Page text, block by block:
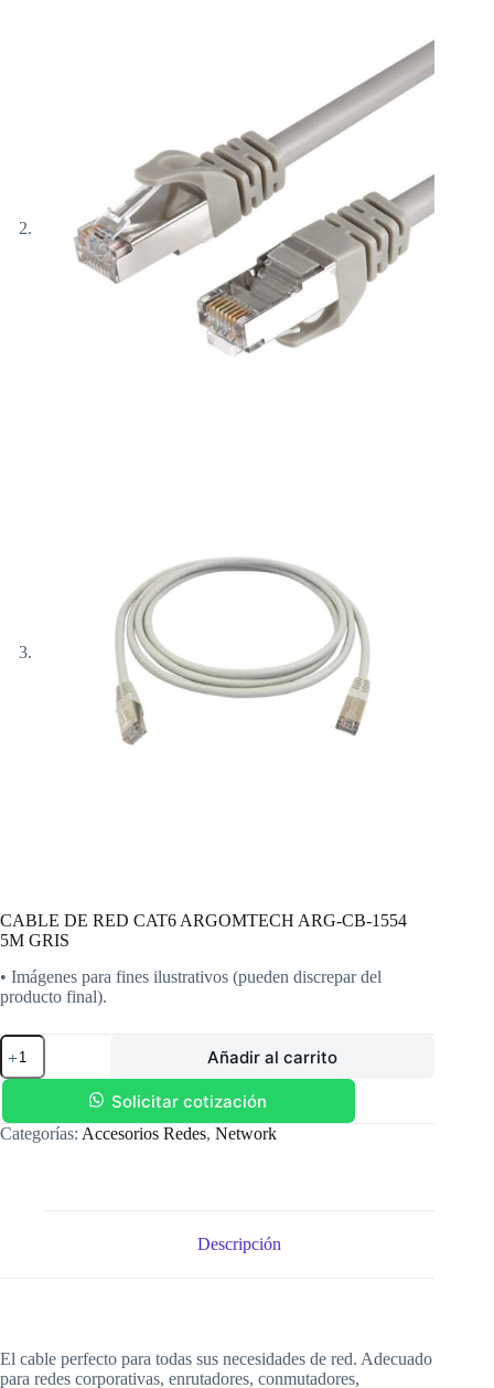
CABLE DE RED CAT6 ARGOMTECH ARG-CB-1554
5M GRIS
• Imágenes para fines ilustrativos (pueden discrepar del
producto final).
CABLE
DE
RED
ARGOMTECH
ARG-
Añadir al carrito
Solicitar cotización
Categorías: Accesorios Redes, Network
Descripción
El cable perfecto para todas sus necesidades de red. Adecuado
para redes corporativas, enrutadores, conmutadores,